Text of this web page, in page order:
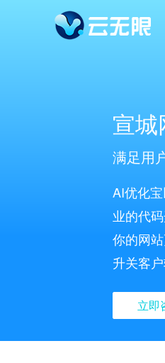
宣
满足用
AI优化
业的代
你的网
升关客户
立即